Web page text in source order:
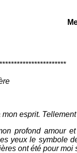
esprit.
profond amour
yeux le symbole
ont été pour moi